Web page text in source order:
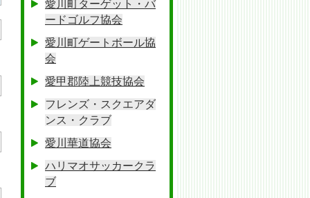
愛川町ターゲット・バ
ードゴルフ協会
愛川町ゲートボール協
会
愛甲郡陸上競技協会
フレンズ・スクエアダ
ンス・クラブ
愛川華道協会
ハリマオサッカークラ
ブ